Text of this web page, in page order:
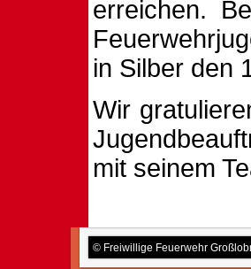
erreichen.
in Silber den
Wir
mit seinem
© Freiwillige Feuerwehr